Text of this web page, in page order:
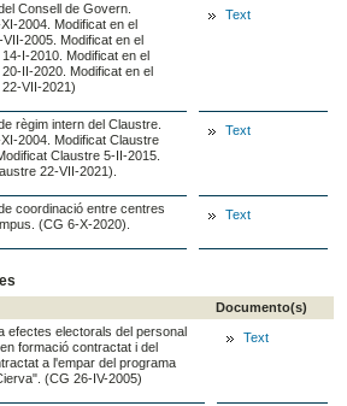
Consell de Govern.
2004. Modificat en el
2005. Modificat en el
I-2010. Modificat en el
II-2020. Modificat en el
VII-2021)
Text
règim intern del Claustre.
2004. Modificat Claustre
Claustre 5-II-2015.
22-VII-2021).
Text
coordinació entre centres
(CG 6-X-2020).
Text
Documento(s)
efectes electorals del personal
formació contractat i del
a l'empar del programa
(CG 26-IV-2005)
Text